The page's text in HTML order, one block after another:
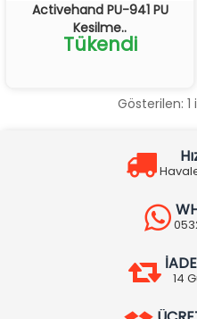
Activehand PU-941 PU
Kesilme..
Tükendi
Gösterilen: 1
14